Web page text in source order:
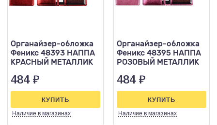
Органайзер-обложка
Феникс 48393 НАППА
КРАСНЫЙ МЕТАЛЛИК
484 ₽
Наличие в магазинах
КУПИТЬ
Органайзер-обложка
Феникс 48395 НАППА
РОЗОВЫЙ МЕТАЛЛИК
484 ₽
Наличие в магазинах
КУПИТЬ